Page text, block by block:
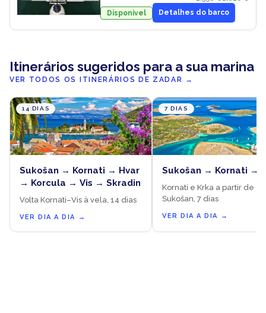
Disponivel
Detalhes do barco
Itinerários sugeridos para a sua marina
VER TODOS OS ITINERÁRIOS DE ZADAR →
14 DIAS
Sukošan → Kornati → Hvar
→ Korcula → Vis → Skradin
Volta Kornati–Vis à vela, 14 dias
VER DIA A DIA →
7 DIAS
Sukošan → Kornati →
Kornati e Krka a partir de
Sukošan, 7 dias
VER DIA A DIA →